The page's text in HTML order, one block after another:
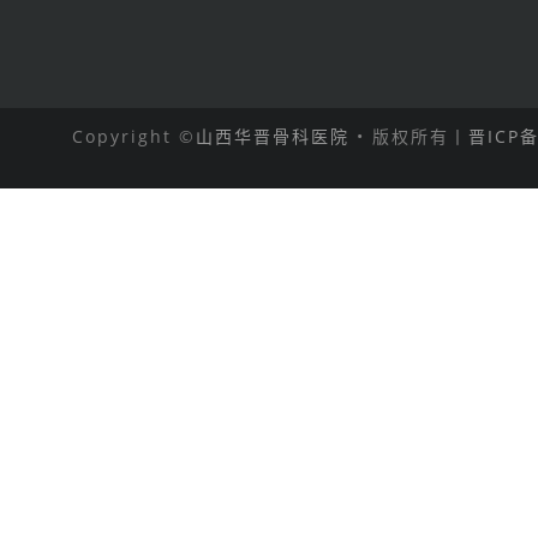
Copyright © 山西华晋骨科医院 • 版权所有丨 晋ICP